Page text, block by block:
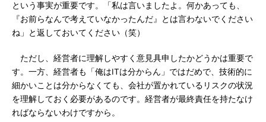
という事実が重要です。「私は言いましたよ。何かあっても、
『お前らなんで考えていなかったんだ』とは言わないでください
ね」と返しておいてください（笑）
ただし、経営者に理解しやすく意見具申したかどうかは重要で
す。一方、経営者も「俺はITは分からん」ではだめで、技術的に
細かいことは分からなくても、会社が置かれているリスクの状況
を理解しておく必要があるのです。経営者が最終責任を持たなけ
ればならないわけですから。